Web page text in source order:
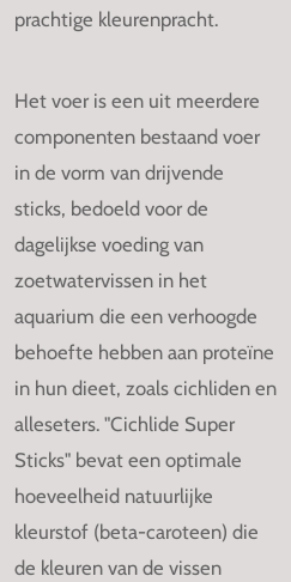
prachtige kleurenpracht.
Het voer is een uit meerdere
componenten bestaand voer
in de vorm van drijvende
sticks, bedoeld voor de
dagelijkse voeding van
zoetwatervissen in het
aquarium die een verhoogde
behoefte hebben aan proteïne
in hun dieet, zoals cichliden en
alleseters. "Cichlide Super
Sticks" bevat een optimale
hoeveelheid natuurlijke
kleurstof (beta-caroteen) die
de kleuren van de vissen